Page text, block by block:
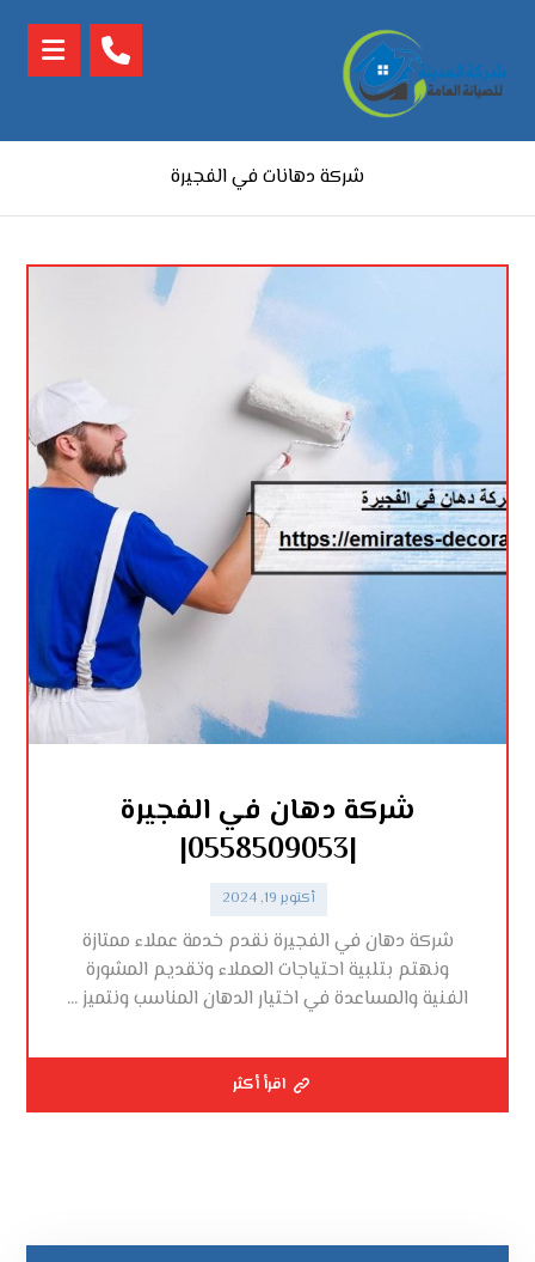
شركة دهانات في الفجيرة
شركة دهان في الفجيرة
|0558509053|
أكتوبر 19, 2024
شركة دهان في الفجيرة نقدم خدمة عملاء ممتازة
ونهتم بتلبية احتياجات العملاء وتقديم المشورة
الفنية والمساعدة في اختيار الدهان المناسب ونتميز ...
اقرأ أكثر